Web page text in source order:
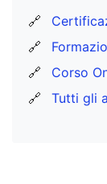
🔗
🔗
🔗
Corso
🔗
Tutti gli